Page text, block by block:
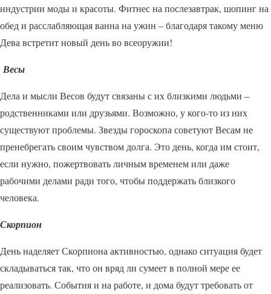
индустрии моды и красоты. Фитнес на послезавтрак, шопинг на
обед и расслабляющая ванна на ужин – благодаря такому меню
Дева встретит новый день во всеоружии!
Весы
Дела и мысли Весов будут связаны с их близкими людьми –
родственниками или друзьями. Возможно, у кого-то из них
существуют проблемы. Звезды гороскопа советуют Весам не
пренебрегать своим чувством долга. Это день, когда им стоит,
если нужно, пожертвовать личным временем или даже
рабочими делами ради того, чтобы поддержать близкого
человека.
Скорпион
День наделяет Скорпиона активностью, однако ситуация будет
складываться так, что он вряд ли сумеет в полной мере ее
реализовать. События и на работе, и дома будут требовать от